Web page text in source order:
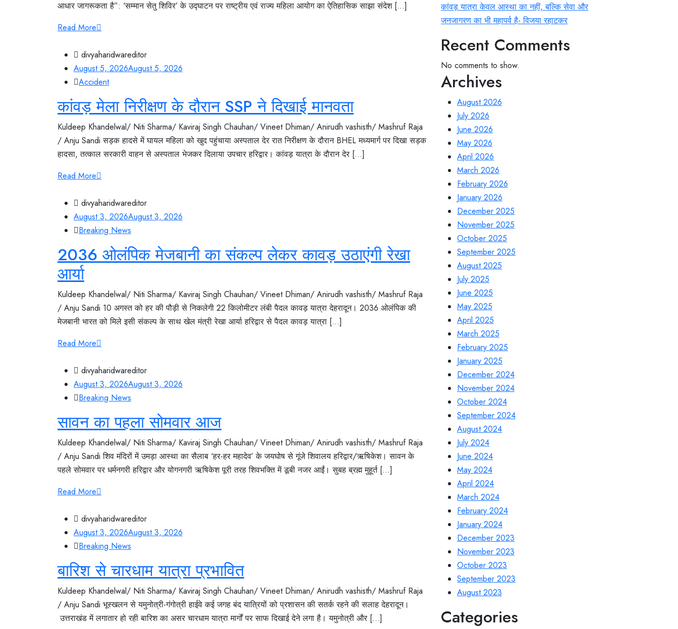
आधार जागरूकता है”: ‘सम्मान सेतु शिविर’ के उद्घाटन पर राष्ट्रीय एवं राज्य महिला आयोग का ऐतिहासिक साझा संदेश [...]
Read More
divyaharidwareditor
August 5, 2026August 5, 2026
Accident
कांवड़ मेला निरीक्षण के दौरान SSP ने दिखाई मानवता
Kuldeep Khandelwal/ Niti Sharma/ Kaviraj Singh Chauhan/ Vineet Dhiman/ Anirudh vashisth/ Mashruf Raja
/ Anju Sandi सड़क हादसे में घायल महिला को खुद पहुंचाया अस्पताल देर रात निरीक्षण के दौरान BHEL मध्यमार्ग पर दिखा सड़क
हादसा, तत्काल सरकारी वाहन से अस्पताल भेजकर दिलाया उपचार हरिद्वार। कांवड़ यात्रा के दौरान देर [...]
Read More
divyaharidwareditor
August 3, 2026August 3, 2026
Breaking News
2036 ओलंपिक मेजबानी का संकल्प लेकर कावड़ उठाएंगी रेखा
आर्या
Kuldeep Khandelwal/ Niti Sharma/ Kaviraj Singh Chauhan/ Vineet Dhiman/ Anirudh vashisth/ Mashruf Raja
/ Anju Sandi 10 अगस्त को हर की पौड़ी से निकलेगी 22 किलोमीटर लंबी पैदल कावड़ यात्रा देहरादून। 2036 ओलंपिक की
मेजबानी भारत को मिले इसी संकल्प के साथ खेल मंत्री रेखा आर्या हरिद्वार से पैदल कावड़ यात्रा [...]
Read More
divyaharidwareditor
August 3, 2026August 3, 2026
Breaking News
सावन का पहला सोमवार आज
Kuldeep Khandelwal/ Niti Sharma/ Kaviraj Singh Chauhan/ Vineet Dhiman/ Anirudh vashisth/ Mashruf Raja
/ Anju Sandi शिव मंदिरों में उमड़ा आस्था का सैलाब ‘हर-हर महादेव’ के जयघोष से गूंजे शिवालय हरिद्वार/ऋषिकेश। सावन के
पहले सोमवार पर धर्मनगरी हरिद्वार और योगनगरी ऋषिकेश पूरी तरह शिवभक्ति में डूबी नजर आईं। सुबह ब्रह्म मुहूर्त [...]
Read More
divyaharidwareditor
August 3, 2026August 3, 2026
Breaking News
बारिश से चारधाम यात्रा प्रभावित
Kuldeep Khandelwal/ Niti Sharma/ Kaviraj Singh Chauhan/ Vineet Dhiman/ Anirudh vashisth/ Mashruf Raja
/ Anju Sandi भूस्खलन से यमुनोत्री-गंगोत्री हाईवे कई जगह बंद यात्रियों को प्रशासन की सतर्क रहने की सलाह देहरादून।
उत्तराखंड में लगातार हो रही बारिश का असर चारधाम यात्रा मार्गों पर साफ दिखाई देने लगा है। यमुनोत्री और [...]
कांवड़ यात्रा केवल आस्था का नहीं, बल्कि सेवा और
जनजागरण का भी महापर्व है- विजया रहाटकर
Recent Comments
No comments to show.
Archives
August 2026
July 2026
June 2026
May 2026
April 2026
March 2026
February 2026
January 2026
December 2025
November 2025
October 2025
September 2025
August 2025
July 2025
June 2025
May 2025
April 2025
March 2025
February 2025
January 2025
December 2024
November 2024
October 2024
September 2024
August 2024
July 2024
June 2024
May 2024
April 2024
March 2024
February 2024
January 2024
December 2023
November 2023
October 2023
September 2023
August 2023
Categories